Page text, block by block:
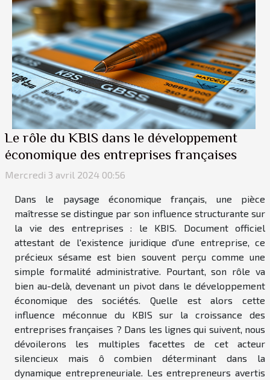
Le rôle du KBIS dans le développement
économique des entreprises françaises
Mercredi 3 avril 2024 00:56
Dans le paysage économique français, une pièce
maîtresse se distingue par son influence structurante sur
la vie des entreprises : le KBIS. Document officiel
attestant de l'existence juridique d'une entreprise, ce
précieux sésame est bien souvent perçu comme une
simple formalité administrative. Pourtant, son rôle va
bien au-delà, devenant un pivot dans le développement
économique des sociétés. Quelle est alors cette
influence méconnue du KBIS sur la croissance des
entreprises françaises ? Dans les lignes qui suivent, nous
dévoilerons les multiples facettes de cet acteur
silencieux mais ô combien déterminant dans la
dynamique entrepreneuriale. Les entrepreneurs avertis